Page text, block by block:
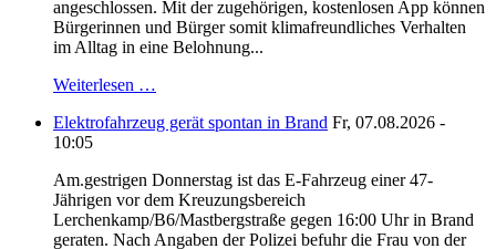
angeschlossen. Mit der zugehörigen, kostenlosen App können
Bürgerinnen und Bürger somit klimafreundliches Verhalten
im Alltag in eine Belohnung...
Weiterlesen …
Elektrofahrzeug gerät spontan in Brand Fr, 07.08.2026 -
10:05
Am.gestrigen Donnerstag ist das E-Fahrzeug einer 47-
Jährigen vor dem Kreuzungsbereich
Lerchenkamp/B6/Mastbergstraße gegen 16:00 Uhr in Brand
geraten. Nach Angaben der Polizei befuhr die Frau von der